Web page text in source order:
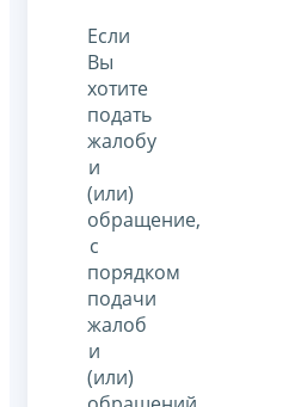
Если
Вы
хотите
подать
жалобу
и
(или)
обращение,
с
порядком
подачи
жалоб
и
(или)